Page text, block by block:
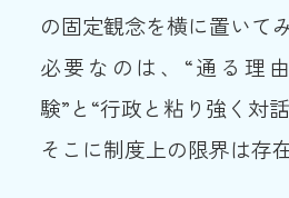
の固定観念を横に置いて
必要なのは、“通る理
験”と“行政と粘り強く対
そこに制度上の限界は存